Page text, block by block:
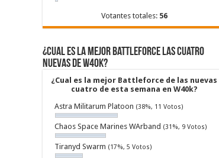
Votantes totales: 56
¿Cual es la mejor Battleforce las cuatro
nuevas de W40k?
¿Cual es la mejor Battleforce de las nuevas
cuatro de esta semana en W40k?
Astra Militarum Platoon (38%, 11 Votos)
Chaos Space Marines WArband (31%, 9 Votos)
Tiranyd Swarm (17%, 5 Votos)